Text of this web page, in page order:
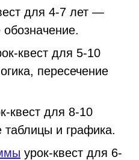
для 4-7 лет —
квест для 5-10
пересечение
квест для 8-10
и графика.
урок-квест для 6-